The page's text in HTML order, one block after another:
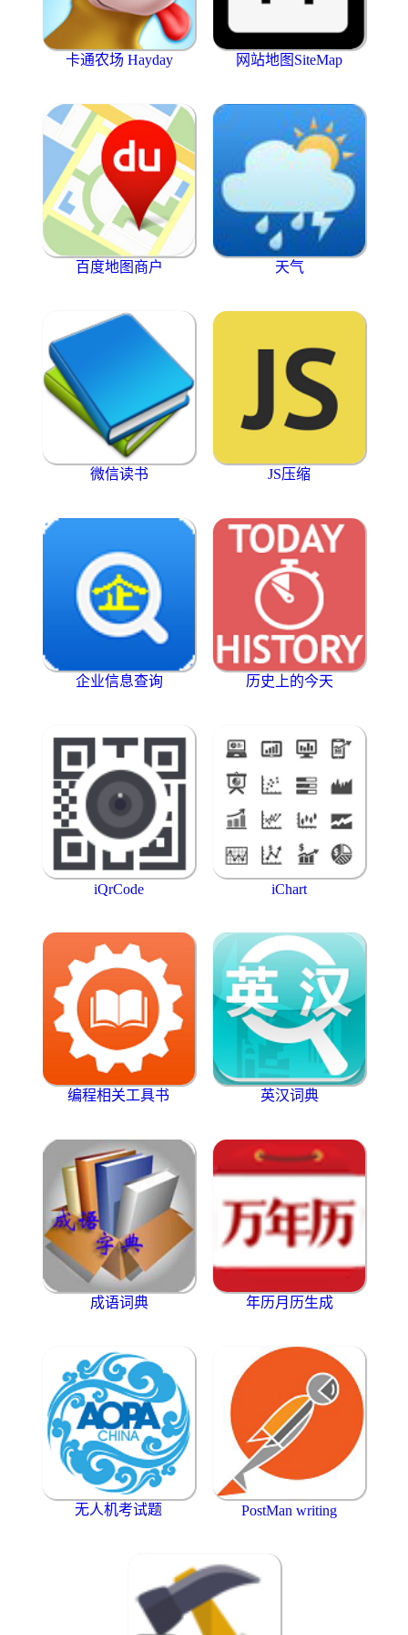
卡通农场 Hayday 网站地图SiteMap
百度地图商户 天气
微信读书 JS压缩
企业信息查询 历史上的今天
iQrCode iChart
编程相关工具书 英汉词典
成语词典 年历月历生成
无人机考试题 PostMan writing